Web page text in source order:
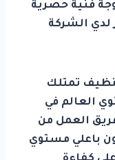
فنية حصرية
لدي الشركة
تمتلك
العالم في
فريق العمل من
باعلي مستوي